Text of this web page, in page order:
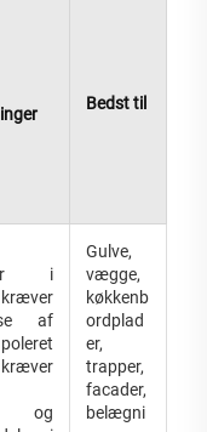
Bedst til
i
af
og
Gulve,
vægge,
køkkenb
ordplad
er,
trapper,
facader,
belægni